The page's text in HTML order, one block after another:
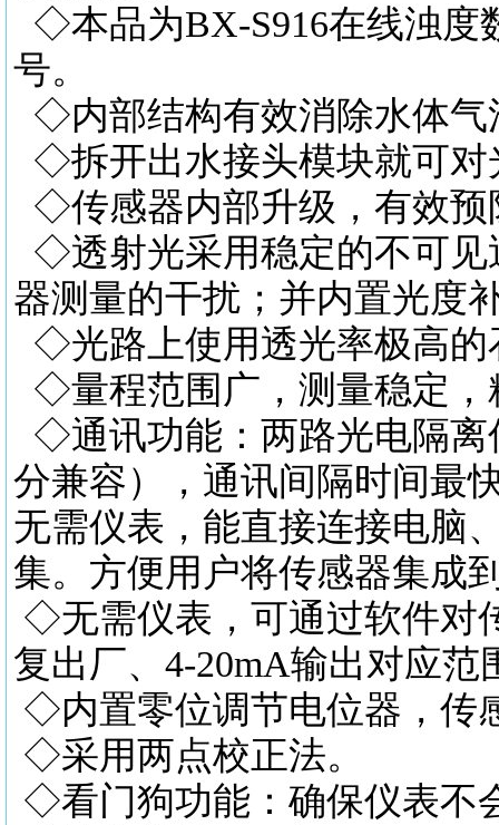
◇本品为BX-S916在线浊度
号。
◇内部结构有效消除水体气
◇拆开出水接头模块就可对
◇传感器内部升级，有效预
◇透射光采用稳定的不可见
器测量的干扰；并内置光度
◇光路上使用透光率极高的
◇量程范围广，测量稳定，
◇通讯功能：两路光电隔离
分兼容），通讯间隔时间最
无需仪表，能直接连接电脑
集。方便用户将传感器集成
◇无需仪表，可通过软件对
复出厂、4-20mA输出对应
◇内置零位调节电位器，传
◇采用两点校正法。
◇看门狗功能：确保仪表不